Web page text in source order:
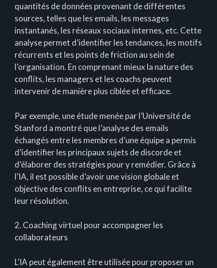
quantités de données provenant de différentes
sources, telles que les emails, les messages
instantanés, les réseaux sociaux internes, etc. Cette
analyse permet d’identifier les tendances, les motifs
récurrents et les points de friction au sein de
l’organisation. En comprenant mieux la nature des
conflits, les managers et les coachs peuvent
intervenir de manière plus ciblée et efficace.
Par exemple, une étude menée par l’Université de
Stanford a montré que l’analyse des emails
échangés entre les membres d’une équipe a permis
d’identifier les principaux sujets de discorde et
d’élaborer des stratégies pour y remédier. Grâce à
l’IA, il est possible d’avoir une vision globale et
objective des conflits en entreprise, ce qui facilite
leur résolution.
2. Coaching virtuel pour accompagner les
collaborateurs
L’IA peut également être utilisée pour proposer un